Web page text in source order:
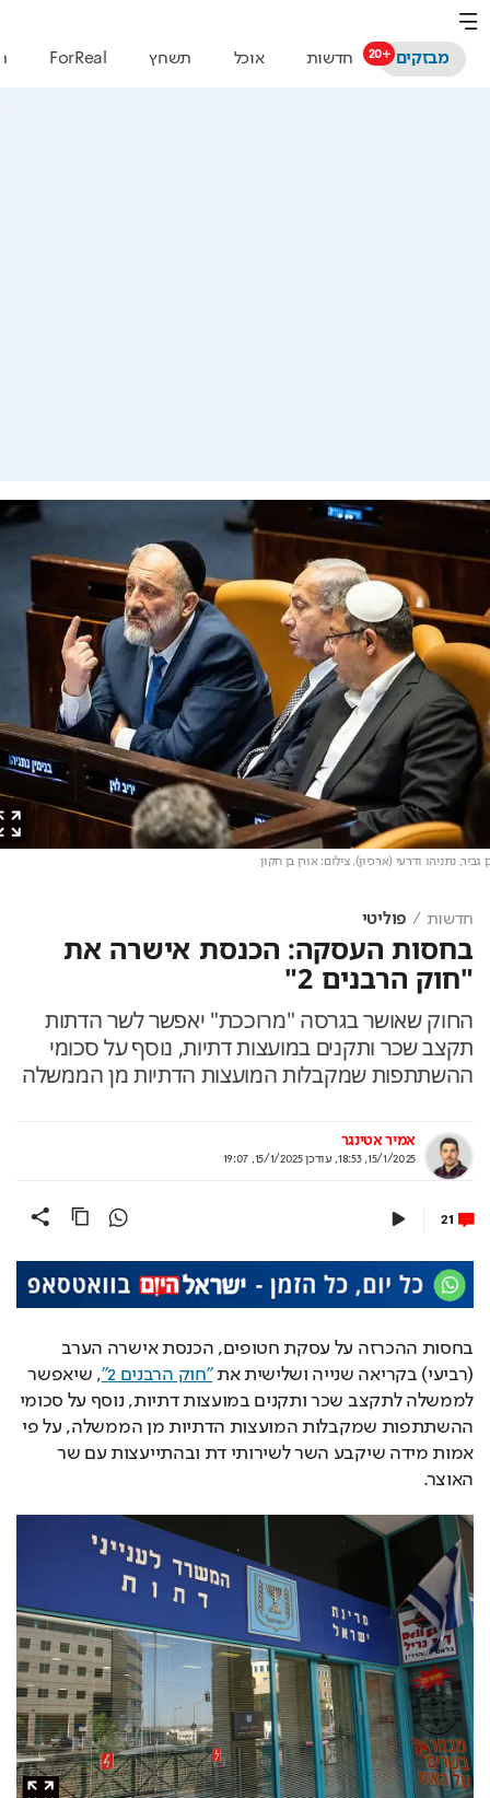
מבזקים חדשות אוכל תשחץ ForReal
נתניהו ודרעי (ארכיון). צילום: אורן בן חקון
חדשות פוליטי
בחסות העסקה: הכנסת אישרה את
"חוק הרבנים 2"
החוק שאושר בגרסה "מרוככת" יאפשר לשר הדתות
תקצב שכר ותקנים במועצות דתיות, נוסף על סכומי
ההשתתפות שמקבלות המועצות הדתיות מן הממשלה
אמיר אטינגר
15/1/2025, 18:53
,עודכן15/1/2025, 19:07
21
בחסות ההכרזה על עסקת חטופים, הכנסת אישרה הערב
(רביעי) בקריאה שנייה ושלישית את "חוק הרבנים 2"
, שיאפשר
לממשלה לתקצב שכר ותקנים במועצות דתיות, נוסף על סכומי
ההשתתפות שמקבלות המועצות הדתיות מן הממשלה, על פי
אמות מידה שיקבע השר לשירותי דת ובהתייעצות עם שר
האוצר.